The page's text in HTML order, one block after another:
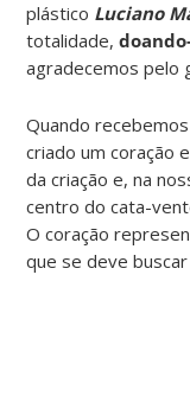
plástico Luciano
totalidade,
agradecemos pelo
Quando
criado um coração
da criação e, na
centro do cata-
O coração
que se deve